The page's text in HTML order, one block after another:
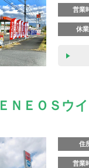
営業
休
ＥＮＥＯＳウ
住
営業